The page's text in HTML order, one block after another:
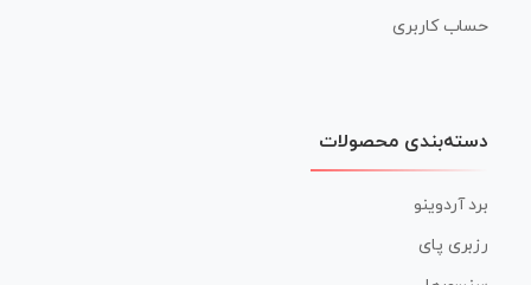
حساب کاربری
دسته‌بندی محصولات
برد آردوینو
رزبری پای